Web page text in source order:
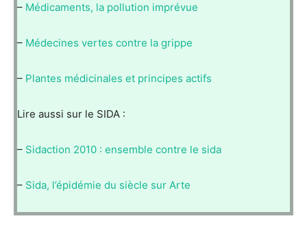
– Médicaments, la pollution imprévue
– Médecines vertes contre la grippe
– Plantes médicinales et principes actifs
Lire aussi sur le SIDA :
– Sidaction 2010 : ensemble contre le sida
– Sida, l’épidémie du siècle sur Arte